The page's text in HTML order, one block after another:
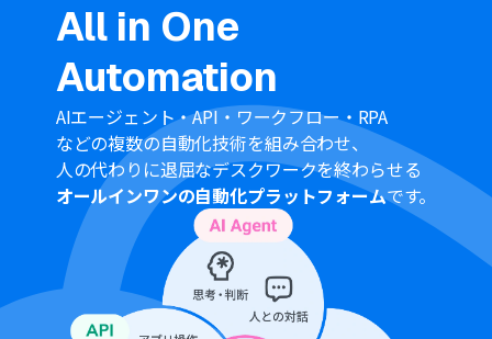
■注意事項
Google DriveとGitLabのそれぞれとYoomを連携してく
ださい。
トリガーは5分、10分、15分、30分、60分の間隔で起動
間隔を選択できます。プランによって最短の起動間隔が異
なりますので、ご注意ください。
分岐はパーソナルプラン以上のプランでご利用いただけ
る機能（オペレーション）となっております。フリープラ
ンの場合は設定しているフローボットのオペレーション
はエラーとなりますので、ご注意ください。
パーソナルプランなどの有料プランは、2週間の無料トラ
イアルを行うことが可能です。無料トライアル中には制限
対象のアプリや機能（オペレーション）を使用すること
ができます。詳しくは、「 料金プランのページ
ください。
All in One
Automation
AIエージェント・API・ワークフロー・RPA
などの複数の自動化技術を組み合わせ、
人の代わりに退屈なデスクワークを終わらせる
オールインワンの自動化プラットフォームです。